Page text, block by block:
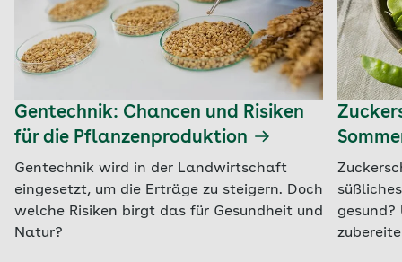
Gentechnik: Chancen und Risiken
für die Pflanzenproduktion
Gentechnik wird in der Landwirtschaft
eingesetzt, um die Erträge zu steigern. Doch
welche Risiken birgt das für Gesundheit und
Natur?
gesund?